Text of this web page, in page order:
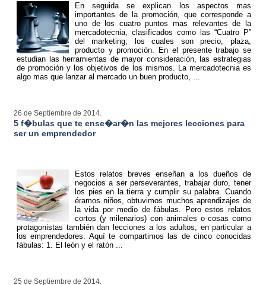
En seguida se explican los aspectos mas
importantes de la promoción, que corresponde a
uno de los cuatro puntos mas relevantes de la
mercadotecnia, clasificados como las “Cuatro P”
del marketing; los cuales son precio, plaza,
producto y promoción. En el presente trabajo se
estudian las herramientas de mayor consideración, las estrategias
de promoción y los objetivos de los mismos.
La mercadotecnia es
algo mas que lanzar al mercado un buen producto, ...
26 de Septiembre de 2014.
5 f�bulas que te ense�ar�n las mejores lecciones para
ser un emprendedor
Estos relatos breves enseñan a los dueños de
negocios a ser perseverantes, trabajar duro, tener
los pies en la tierra y cumplir su palabra. Cuando
éramos niños, obtuvimos muchos aprendizajes de
la vida por medio de fábulas. Pero estos relatos
cortos (y milenarios) con animales o cosas como
protagonistas también dan lecciones a los adultos, en particular a
los emprendedores. Aquí te compartimos las de cinco conocidas
fábulas: 1
. El león y el ratón ...
25 de Septiembre de 2014.